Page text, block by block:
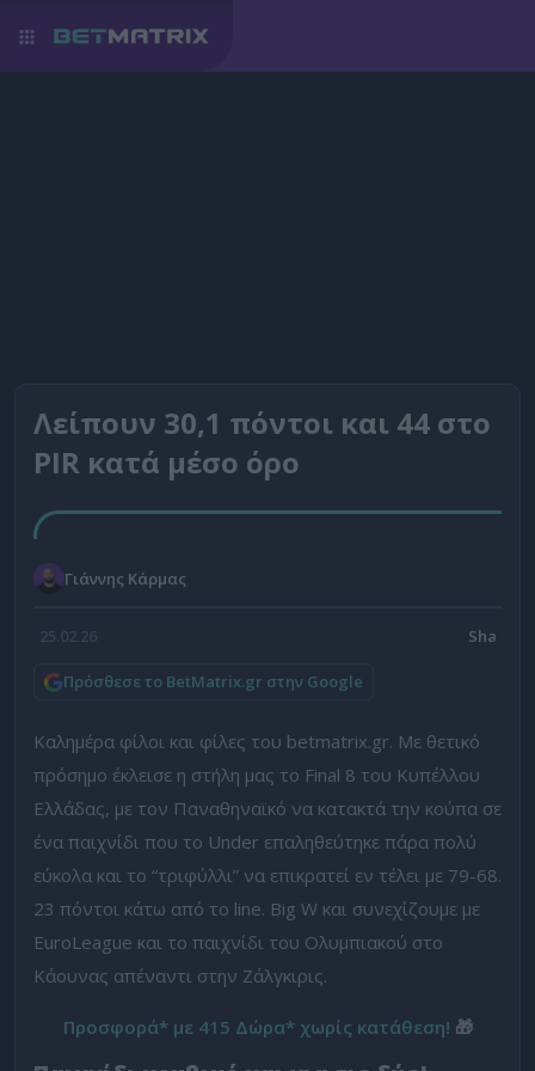
Λείπουν 30,1 πόντοι και 44 στο
PIR κατά μέσο όρο
Γιάννης Κάρμας
25.02.26
Πρόσθεσε το BetMatrix.gr στην Google
Καλημέρα φίλοι και φίλες του betmatrix.gr. Με θετικό
πρόσημο έκλεισε η στήλη μας το Final 8 του Κυπέλλου
Ελλάδας, με τον Παναθηναϊκό να κατακτά την κούπα σε
ένα παιχνίδι που το Under επαληθεύτηκε πάρα πολύ
εύκολα και το “τριφύλλι” να επικρατεί εν τέλει με 79-68.
23 πόντοι κάτω από το line. Big W και συνεχίζουμε με
EuroLeague και το παιχνίδι του Ολυμπιακού στο
Κάουνας απέναντι στην Ζάλγκιρις.
Προσφορά* με 415 Δώρα* χωρίς κατάθεση! 🎁